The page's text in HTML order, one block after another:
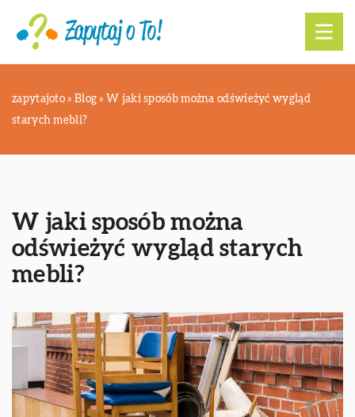
zapytajoto » Blog » W jaki sposób można odświeżyć wygląd
starych mebli?
W jaki sposób można
odświeżyć wygląd starych
mebli?